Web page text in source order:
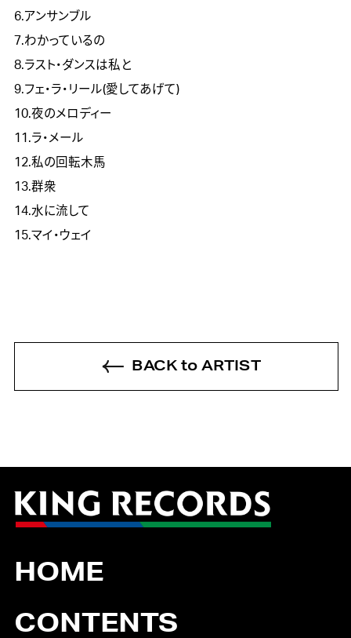
6.アンサンブル
7.わかっているの
8.ラスト・ダンスは私と
9.フェ・ラ・リール(愛してあげて)
10.夜のメロディー
11.ラ・メール
12.私の回転木馬
13.群衆
14.水に流して
15.マイ・ウェイ
BACK to ARTIST
HOME
CONTENTS